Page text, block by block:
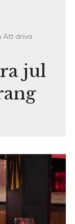
Att driva
jul